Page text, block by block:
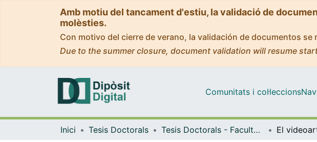
Amb motiu del tancament d'estiu, la validació de
molèsties.
Con motivo del cierre de verano, la validación de documentos
Due to the summer closure, document validation will resume
Comunitats i col·leccions
Inici Tesis Doctorals Tesis Doctorals - Facultat - Belles Arts